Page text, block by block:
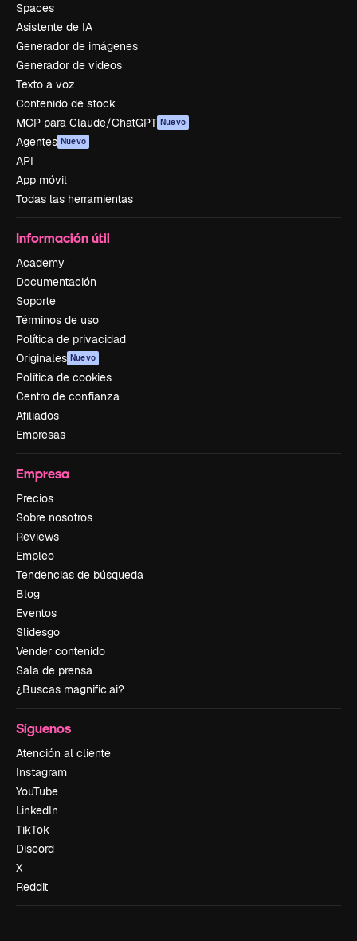
Spaces
Asistente de IA
Generador de imágenes
Generador de vídeos
Texto a voz
Contenido de stock
MCP para Claude/ChatGPT Nuevo
Agentes Nuevo
API
App móvil
Todas las herramientas
Información útil
Academy
Documentación
Soporte
Términos de uso
Política de privacidad
Originales Nuevo
Política de cookies
Centro de confianza
Afiliados
Empresas
Empresa
Precios
Sobre nosotros
Reviews
Empleo
Tendencias de búsqueda
Blog
Eventos
Slidesgo
Vender contenido
Sala de prensa
¿Buscas magnific.ai?
Síguenos
Atención al cliente
Instagram
YouTube
LinkedIn
TikTok
Discord
X
Reddit